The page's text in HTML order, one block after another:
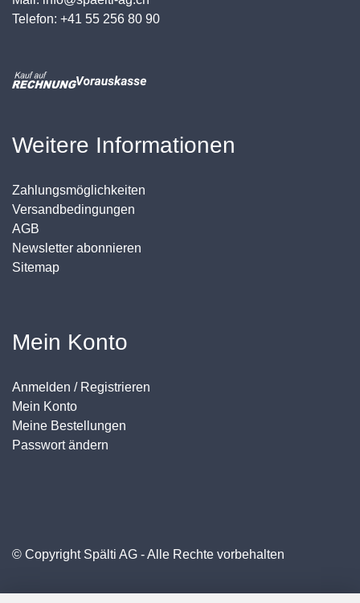
Telefon: +41 55 256 80 90
Weitere Informationen
Zahlungsmöglichkeiten
Versandbedingungen
AGB
Newsletter abonnieren
Sitemap
Mein Konto
Anmelden / Registrieren
Mein Konto
Meine Bestellungen
Passwort ändern
© Copyright Spälti AG - Alle Rechte vorbehalten